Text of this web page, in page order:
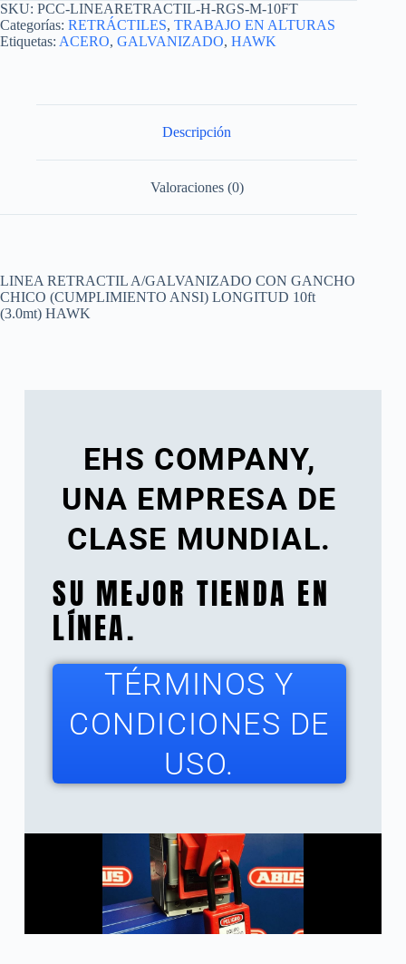
SKU: PCC-LINEARETRACTIL-H-RGS-M-10FT
Categorías: RETRÁCTILES, TRABAJO EN ALTURAS
Etiquetas: ACERO, GALVANIZADO, HAWK
Descripción
Valoraciones (0)
LINEA RETRACTIL A/GALVANIZADO CON GANCHO
CHICO (CUMPLIMIENTO ANSI) LONGITUD 10ft
(3.0mt) HAWK
EHS COMPANY,
UNA EMPRESA DE
CLASE MUNDIAL.
SU MEJOR TIENDA EN
LÍNEA.
TÉRMINOS Y
CONDICIONES DE
USO.